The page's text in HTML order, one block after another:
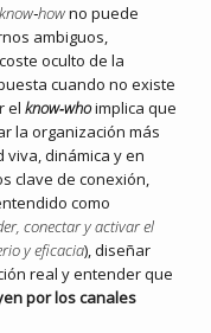
know‑howno puede
ambiguos,
oculto de la
cuando no existe
elknow‑whoimplica que
la organización más
viva, dinámica y en
clave de conexión,
como
conectar y activar el
y eficacia), diseñar
real y entender que
por los canales